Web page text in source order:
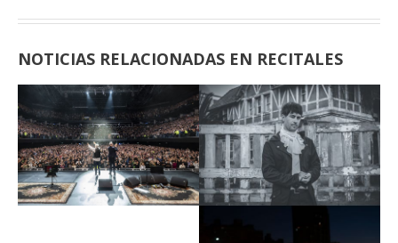
NOTICIAS RELACIONADAS EN RECITALES